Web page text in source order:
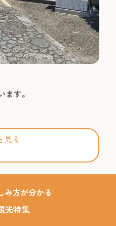
す。
見る
み方が分かる
光特集